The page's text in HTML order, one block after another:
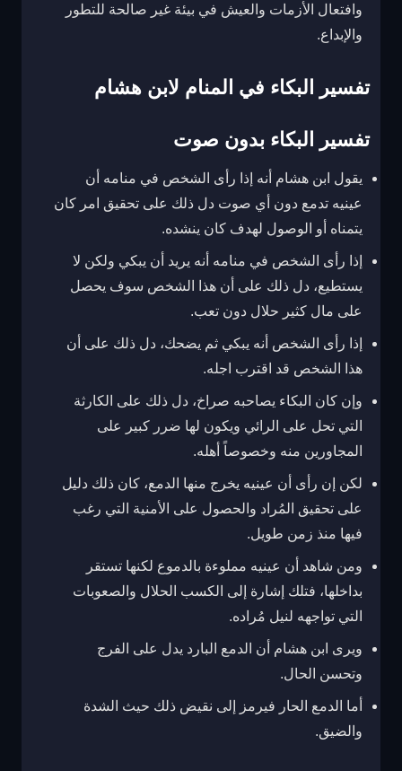
وافتعال الأزمات والعيش في بيئة غير صالحة للتطور
والإبداع.
تفسير البكاء في المنام لابن هشام
تفسير البكاء بدون صوت
يقول ابن هشام أنه إذا رأى الشخص في منامه أن
عينيه تدمع دون أي صوت دل ذلك على تحقيق امر كان
يتمناه أو الوصول لهدف كان ينشده.
إذا رأى الشخص في منامه أنه يريد أن يبكي ولكن لا
يستطيع، دل ذلك على أن هذا الشخص سوف يحصل
على مال كثير حلال دون تعب.
إذا رأى الشخص أنه يبكي ثم يضحك، دل ذلك على أن
هذا الشخص قد اقترب اجله.
وإن كان البكاء يصاحبه صراخ، دل ذلك على الكارثة
التي تحل على الرائي ويكون لها ضرر كبير على
المجاورين منه وخصوصاً أهله.
لكن إن رأى أن عينيه يخرج منها الدمع، كان ذلك دليل
على تحقيق المُراد والحصول على الأمنية التي رغب
فيها منذ زمن طويل.
ومن شاهد أن عينيه مملوءة بالدموع لكنها تستقر
بداخلها، فتلك إشارة إلى الكسب الحلال والصعوبات
التي تواجهه لنيل مُراده.
ويرى ابن هشام أن الدمع البارد يدل على الفرج
وتحسن الحال.
أما الدمع الحار فيرمز إلى نقيض ذلك حيث الشدة
والضيق.